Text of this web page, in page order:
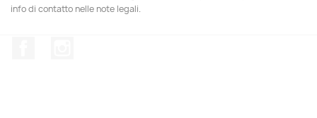
info di contatto nelle note legali.